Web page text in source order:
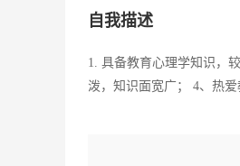
自我描述
1. 具备教育心理学知识，
泼，知识面宽广； 4、热